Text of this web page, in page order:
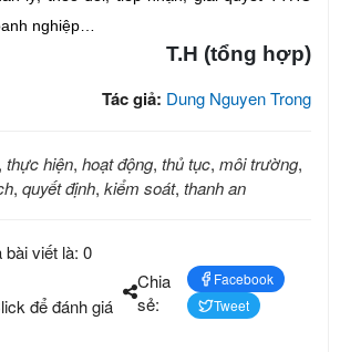
nghiệp…
T.H (tổng hợp)
Tác giả: Dung Nguyen Trong
, thực hiện, hoạt động, thủ tục, môi trường,
, quyết định, kiểm soát, thanh an
viết là: 0
để đánh giá
Chia
sẻ:
Facebook
Tweet